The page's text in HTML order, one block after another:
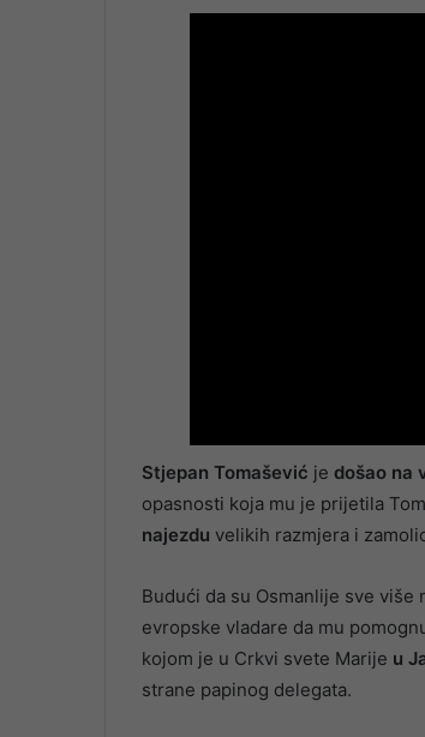
Stjepan Tomašević je došao na
opasnosti koja mu je prijetila
najezdu velikih razmjera i
Budući da su Osmanlije sve
evropske vladare da mu
kojom je u Crkvi svete Marije u
strane papinog delegata.